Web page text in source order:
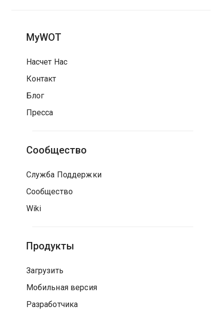
MyWOT
Насчет Нас
Контакт
Блог
Пресса
Сообщество
Служба Поддержки
Сообщество
Wiki
Продукты
Загрузить
Мобильная версия
Разработчика